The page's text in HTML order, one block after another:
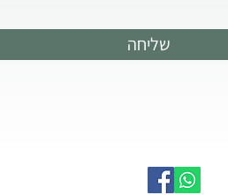
שליחה